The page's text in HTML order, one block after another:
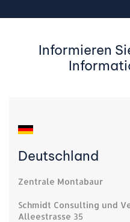
Informieren
Deutschland
Zentrale Montabaur
Schmidt Consulting und
Alleestrasse 35